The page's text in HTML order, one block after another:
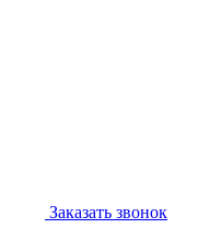
Заказать звонок